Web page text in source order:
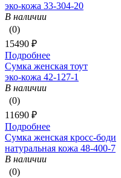
эко-кожа 33-304-20
В наличии
(0)
15490 ₽
Подробнее
Сумка женская тоут
эко-кожа 42-127-1
В наличии
(0)
11690 ₽
Подробнее
Сумка женская кросс-боди
натуральная кожа 48-400-7
В наличии
(0)